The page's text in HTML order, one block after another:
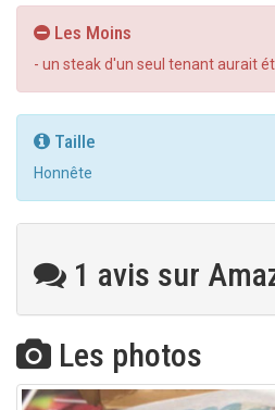
Les Moins
- un steak d'un seul tenant aurait
Taille
Honnête
1 avis sur
Les photos